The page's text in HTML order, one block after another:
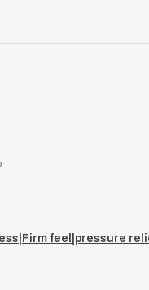
feel|pressure